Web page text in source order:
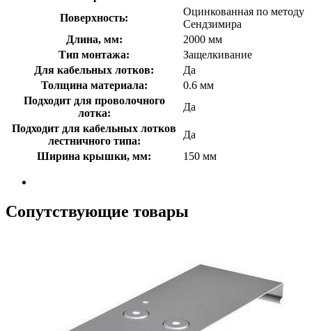
Поверхность:
Оцинкованная по методу
Сендзимира
Длина, мм:
2000 мм
Тип монтажа:
Защелкивание
Для кабельных лотков:
Да
Толщина материала:
0.6 мм
Подходит для проволочного
лотка:
Да
Подходит для кабельных лотков
лестничного типа:
Да
Ширина крышки, мм:
150 мм
Сопутствующие товары